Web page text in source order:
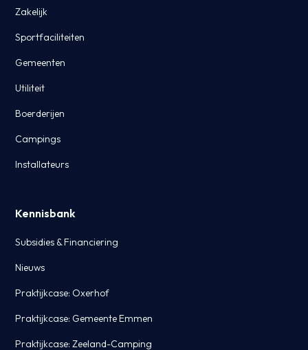
Zakelijk
Sportfaciliteiten
Gemeenten
Utiliteit
Boerderijen
Campings
Installateurs
Kennisbank
Subsidies & Financiering
Nieuws
Praktijkcase: Oxerhof
Praktijkcase: Gemeente Emmen
Praktijkcase: Zeeland-Camping